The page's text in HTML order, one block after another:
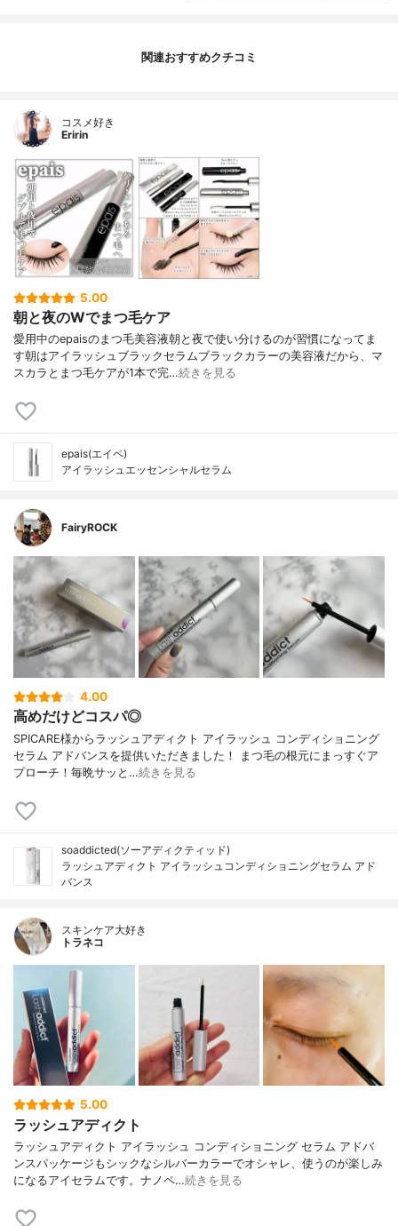
関連おすすめクチコミ
コスメ好き
Eririn
5.00
朝と夜のWでまつ毛ケア
愛用中のepaisのまつ毛美容液朝と夜で使い分けるのが習慣になってま
す朝はアイラッシュブラックセラムブラックカラーの美容液だから、マ
スカラとまつ毛ケアが1本で完…続きを見る
epais(エイペ)
アイラッシュエッセンシャルセラム
FairyROCK
4.00
高めだけどコスパ◎
SPICARE様からラッシュアディクト アイラッシュ コンディショニング
セラム アドバンスを提供いただきました！ まつ毛の根元にまっすぐア
プローチ！毎晩サッと…続きを見る
soaddicted(ソーアディクティッド)
ラッシュアディクト アイラッシュコンディショニングセラム アド
バンス
スキンケア大好き
トラネコ
5.00
ラッシュアディクト
ラッシュアディクト アイラッシュ コンディショニング セラム アドバ
ンスパッケージもシックなシルバーカラーでオシャレ、使うのが楽しみ
になるアイセラムです。ナノペ…続きを見る